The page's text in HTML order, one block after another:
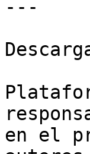
---
en el